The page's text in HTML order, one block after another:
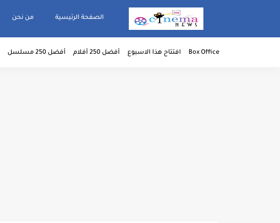
الصفحة الرئيسية من نحن
Box Office افتتاح هذا الاسبوع أفضل 250 أفلام أفضل 250 مسلسل